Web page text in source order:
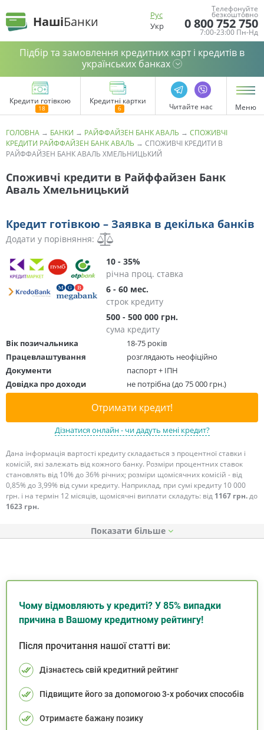
НашіБанки
Рус
Укр
Телефонуйте
безкоштовно
0 800 752 750
7:00-23:00 Пн-Нд
Підбір та замовлення кредитних карт і кредитів в
українських банках
Кредити готівкою Кредитні картки
Читайте нас Меню
ГОЛОВНА → БАНКИ → РАЙФФАЙЗЕН БАНК АВАЛЬ → СПОЖИВЧІ
КРЕДИТИ РАЙФФАЙЗЕН БАНК АВАЛЬ → СПОЖИВЧІ КРЕДИТИ В
РАЙФФАЙЗЕН БАНК АВАЛЬ ХМЕЛЬНИЦЬКИЙ
Споживчі кредити в Райффайзен Банк
Аваль Хмельницький
Кредит готівкою – Заявка в декілька банків
Додати у порівняння:
10 - 35%
річна проц. ставка
6 - 60 мес.
строк кредиту
500 - 500 000 грн.
сума кредиту
Вік позичальника
18-75 років
Працевлаштування
розглядають неофіційно
Документи
паспорт + ІПН
Довідка про доходи
не потрібна (до 75 000 грн.)
Отримати кредит!
Дізнатися онлайн - чи дадуть мені кредит?
Дана інформація вартості кредиту складається з процентної ставки і
комісій, які залежать від кожного банку. Розміри процентних ставок
становлять від 10% до 36% річних; розміри щомісячних комісій - від
0,85% до 3,99% від суми кредиту. Наприклад, при сумі кредиту 10 000
грн. і на термін 12 місяців, щомісячні виплати складуть: від 1167 грн.до
1623 грн.
Показати
Чому відмовляють у кредиті? У 85% випадки
причина в Вашому кредитному рейтингу!
Після прочитання нашої статті ви:
Дізнаєтесь свій кредитний рейтинг
Підвищите його за допомогою 3-х робочих способів
Отримаєте бажану позику